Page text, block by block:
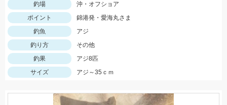
釣場
沖・オフショア
ポイント
錦港発・愛海丸さま
釣魚
アジ
釣り方
その他
釣果
アジ8匹
サイズ
アジ～35ｃｍ